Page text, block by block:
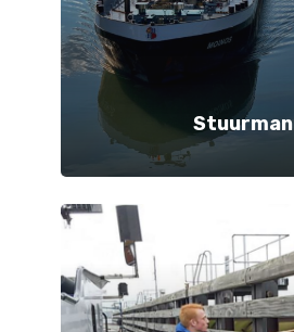
Stuurman